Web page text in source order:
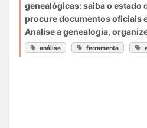
genealógicas: saiba o estado
procure documentos oficiais
Analise a genealogia,
análise ferramenta